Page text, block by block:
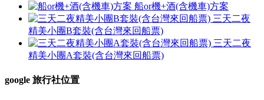
船or機+酒(含機車)方案
三天二夜
精美小團B套裝(含台灣來回船票)
三天二夜
精美小團A套裝(含台灣來回船票)
google 旅行社位置